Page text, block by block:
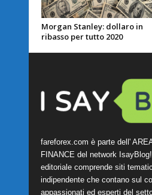
Morgan Stanley: dollaro in
ribasso per tutto 2020
fareforex.com è parte dell'
FINANCE del network
editoriale comprende siti
indipendente che contano sul
appassionati ed esperti del